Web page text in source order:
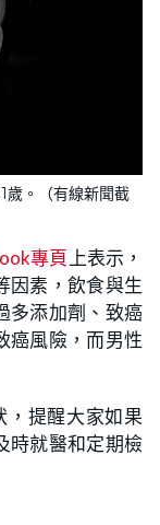
歲。（有線新聞截
專頁 上表示，
因素，飲食與生
多添加劑、致癌
癌風險，而男性
，提醒大家如果
時就醫和定期檢